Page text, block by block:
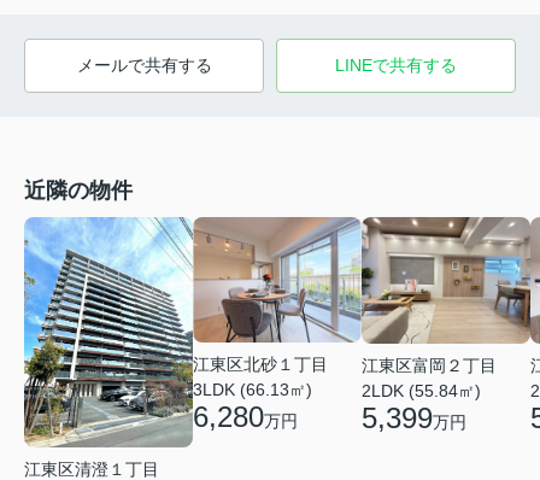
メールで共有する LINEで共有する
近隣の物件
江東区清澄１丁目
江東区北砂１丁目
3LDK (66.13㎡)
6,280万円
江東区富岡２丁目
2LDK (55.84㎡)
5,399万円